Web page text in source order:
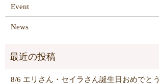
Event
News
8/6 エリさん・セイラさん誕生日おめでとう